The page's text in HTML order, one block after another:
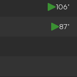
106’
87’